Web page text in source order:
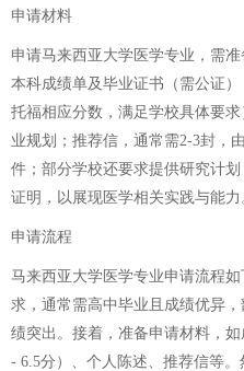
申请材料
申请马来西亚大学医学专业，需
本科成绩单及毕业证书（需公证
托福相应分数，满足学校具体要
业规划；推荐信，通常需2-3封，
件；部分学校还要求提供研究计
证明，以展现医学相关实践与能力
申请流程
马来西亚大学医学专业申请流程
求，通常需高中毕业且成绩优异
绩突出。接着，准备申请材料，
- 6.5分）、个人陈述、推荐信等